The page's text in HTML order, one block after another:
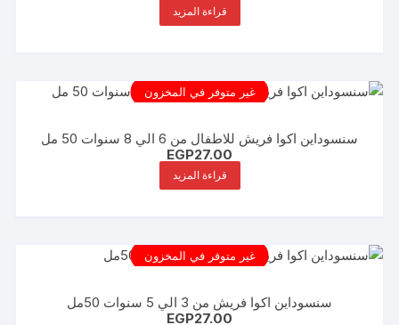
قراءة المزيد
غير متوفر في المخزون
سنسوداين اكوا فريش للاطفال من 6 الي 8 سنوات 50 مل
EGP27.00
قراءة المزيد
غير متوفر في المخزون
سنسوداين اكوا فريش من 3 الي 5 سنوات 50مل
EGP27.00